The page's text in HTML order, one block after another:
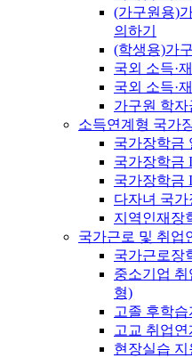
(가구원용)
의하기
(학생용)가
국외 소득·
국외 소득·
가구원 학
소득연계형 국가
국가장학금
국가장학금
국가장학금
다자녀 국가
지역인재장
국가근로 및 취업
국가근로장
중소기업
형)
고졸 후학
고교 취업
현장실습 지